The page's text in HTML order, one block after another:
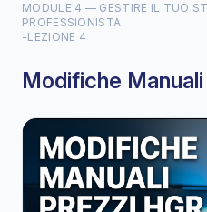
MODULE 4 — GESTIRE IL TUO
PROFESSIONISTA
-LEZIONE 4
Modifiche